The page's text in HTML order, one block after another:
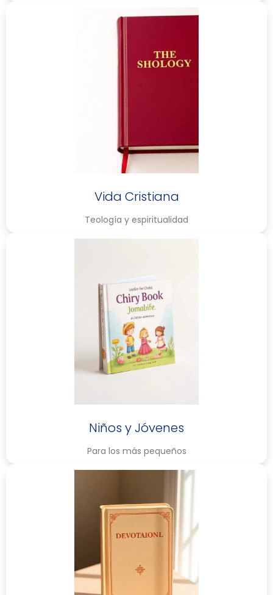
Vida Cristiana
Teología y espiritualidad
Niños y Jóvenes
Para los más pequeños